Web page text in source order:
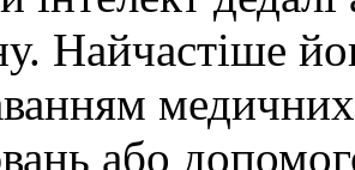
Найчастіше
або